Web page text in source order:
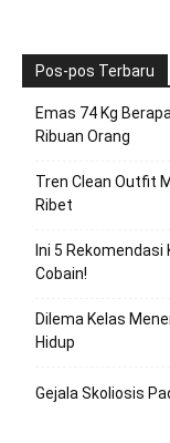
Pos-pos Terbaru
Emas 74 Kg
Ribuan Orang
Tren Clean Outfit
Ribet
Ini 5 Rekomendasi
Cobain!
Dilema Kelas
Hidup
Gejala Skoliosis